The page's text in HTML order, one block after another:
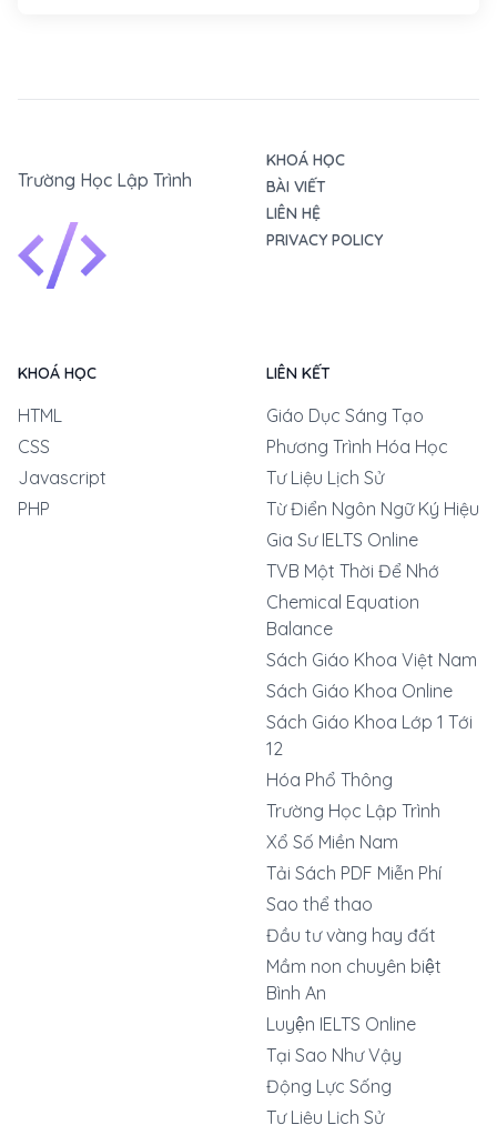
Trường Học Lập Trình
KHOÁ HỌC
BÀI VIẾT
LIÊN HỆ
PRIVACY POLICY
KHOÁ HỌC
HTML
CSS
Javascript
PHP
LIÊN KẾT
Giáo Dục Sáng Tạo
Phương Trình Hóa Học
Tư Liệu Lịch Sử
Từ Điển Ngôn Ngữ Ký Hiệu
Gia Sư IELTS Online
TVB Một Thời Để Nhớ
Chemical Equation
Balance
Sách Giáo Khoa Việt Nam
Sách Giáo Khoa Online
Sách Giáo Khoa Lớp 1 Tới
12
Hóa Phổ Thông
Trường Học Lập Trình
Xổ Số Miền Nam
Tải Sách PDF Miễn Phí
Sao thể thao
Đầu tư vàng hay đất
Mầm non chuyên biệt
Bình An
Luyện IELTS Online
Tại Sao Như Vậy
Động Lực Sống
Tư Liệu Lịch Sử